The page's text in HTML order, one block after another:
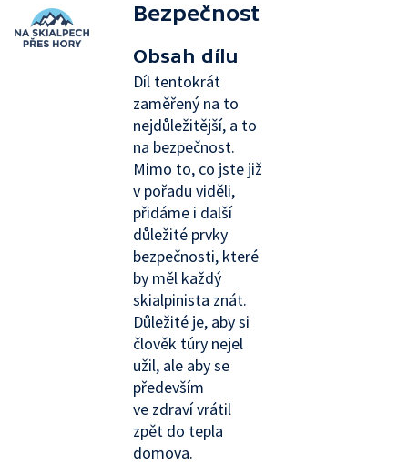
Bezpečnost
Obsah dílu
Díl tentokrát
zaměřený na to
nejdůležitější, a to
na bezpečnost.
Mimo to, co jste již
v pořadu viděli,
přidáme i další
důležité prvky
bezpečnosti, které
by měl každý
skialpinista znát.
Důležité je, aby si
člověk túry nejel
užil, ale aby se
především
ve zdraví vrátil
zpět do tepla
domova.